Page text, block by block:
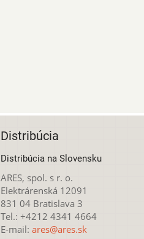
Distribúcia
Distribúcia na Slovensku
ARES, spol. s r. o.
Elektrárenská 12091
831 04 Bratislava 3
Tel.: +4212 4341 4664
E-mail: ares@ares.sk